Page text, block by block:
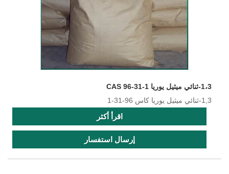
1،3-ثنائي ميثيل يوريا CAS 96-31-1
1,3-ثنائي ميثيل يوريا كاس 96-31-1
اقرأ أكثر
إرسال استفسار